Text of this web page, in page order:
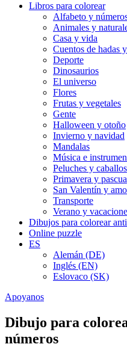
Libros para colorear
Alfabeto y
Animales y
Casa y vida
Cuentos de hadas
Deporte
Dinosaurios
El universo
Flores
Frutas y vegetales
Gente
Halloween y otoño
Invierno y navidad
Mandalas
Música e
Peluches y caballos
Primavera y pascua
San Valentín y
Transporte
Verano y
Dibujos para colorear
Online puzzle
ES
Alemán (DE)
Inglés (EN)
Eslovaco (SK)
Apoyanos
Dibujo para
números